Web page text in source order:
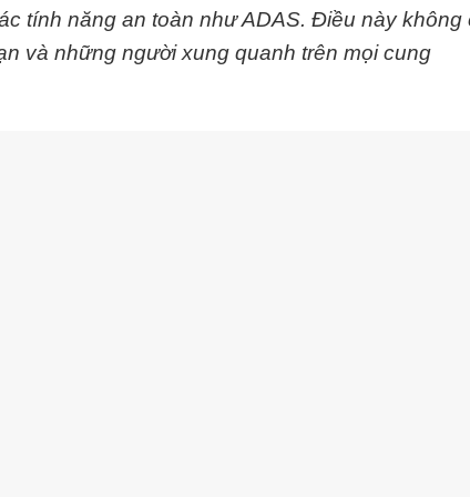
tính năng an toàn như ADAS. Điều này không
và những người xung quanh trên mọi cung